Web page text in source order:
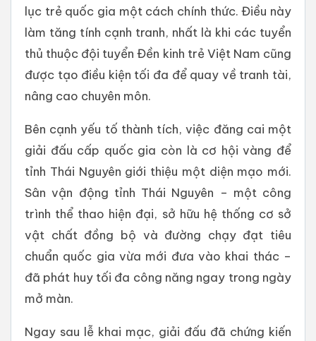
lục trẻ quốc gia một cách chính thức. Điều này
làm tăng tính cạnh tranh, nhất là khi các tuyển
thủ thuộc đội tuyển Đền kinh trẻ Việt Nam cũng
được tạo điều kiện tối đa để quay về tranh tài,
nâng cao chuyên môn.
Bên cạnh yếu tố thành tích, việc đăng cai một
giải đấu cấp quốc gia còn là cơ hội vàng để
tỉnh Thái Nguyên giới thiệu một diện mạo mới.
Sân vận động tỉnh Thái Nguyên – một công
trình thể thao hiện đại, sở hữu hệ thống cơ sở
vật chất đồng bộ và đường chạy đạt tiêu
chuẩn quốc gia vừa mới đưa vào khai thác –
đã phát huy tối đa công năng ngay trong ngày
mở màn.
Ngay sau lễ khai mạc, giải đấu đã chứng kiến